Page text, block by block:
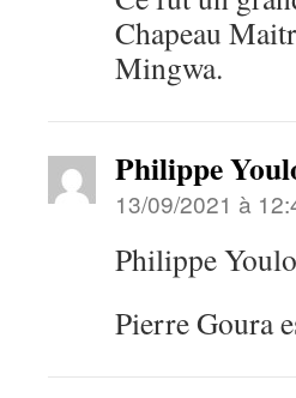
Chapeau
Mingwa.
Philippe
13/09/2021 à
Philippe
Pierre Goura